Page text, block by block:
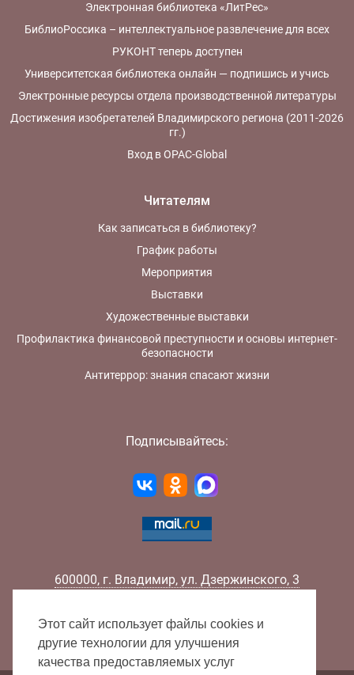
Электронная библиотека «ЛитРес»
БиблиоРоссика – интеллектуальное развлечение для всех
РУКОНТ теперь доступен
Университетская библиотека онлайн — подпишись и учись
Электронные ресурсы отдела производственной литературы
Достижения изобретателей Владимирского региона (2011-2026
гг.)
Вход в OPAC-Global
Читателям
Как записаться в библиотеку?
График работы
Мероприятия
Выставки
Художественные выставки
Профилактика финансовой преступности и основы интернет-
безопасности
Антитеррор: знания спасают жизни
Подписывайтесь:
600000, г. Владимир, ул. Дзержинского, 3
Факс:
+7 (4922) 32-52-88
E-mail:
info@lib33.ru
Этот сайт использует файлы cookies и
другие технологии для улучшения
качества предоставляемых услуг